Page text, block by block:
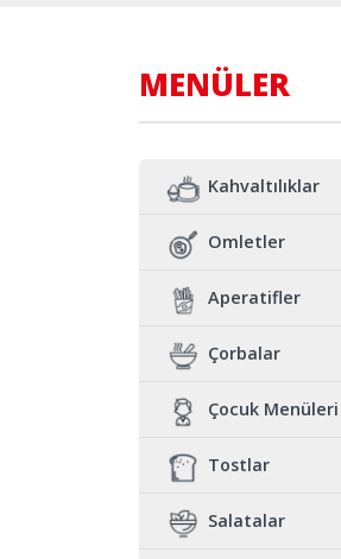
MENÜLER
Kahvaltılıklar
Omletler
Aperatifler
Çorbalar
Çocuk Menüleri
Tostlar
Salatalar